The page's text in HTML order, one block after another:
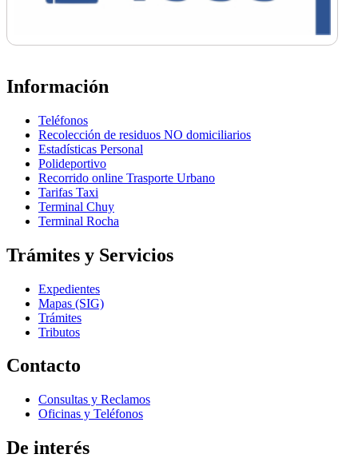
Información
Teléfonos
Recolección de residuos NO domiciliarios
Estadísticas Personal
Polideportivo
Recorrido online Trasporte Urbano
Tarifas Taxi
Terminal Chuy
Terminal Rocha
Trámites y Servicios
Expedientes
Mapas (SIG)
Trámites
Tributos
Contacto
Consultas y Reclamos
Oficinas y Teléfonos
De interés